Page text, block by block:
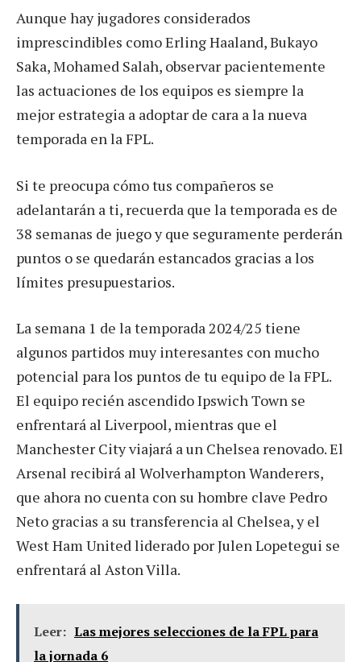
Aunque hay jugadores considerados
imprescindibles como Erling Haaland, Bukayo
Saka, Mohamed Salah, observar pacientemente
las actuaciones de los equipos es siempre la
mejor estrategia a adoptar de cara a la nueva
temporada en la FPL.
Si te preocupa cómo tus compañeros se
adelantarán a ti, recuerda que la temporada es de
38 semanas de juego y que seguramente perderán
puntos o se quedarán estancados gracias a los
límites presupuestarios.
La semana 1 de la temporada 2024/25 tiene
algunos partidos muy interesantes con mucho
potencial para los puntos de tu equipo de la FPL.
El equipo recién ascendido Ipswich Town se
enfrentará al Liverpool, mientras que el
Manchester City viajará a un Chelsea renovado. El
Arsenal recibirá al Wolverhampton Wanderers,
que ahora no cuenta con su hombre clave Pedro
Neto gracias a su transferencia al Chelsea, y el
West Ham United liderado por Julen Lopetegui se
enfrentará al Aston Villa.
Leer: Las mejores selecciones de la FPL para
la jornada 6